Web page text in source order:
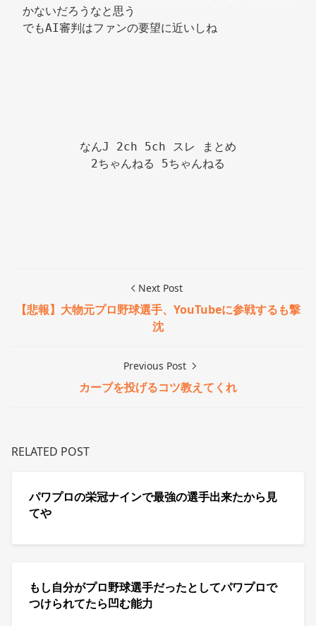
かないだろうなと思う
でもAI審判はファンの要望に近いしね
なんJ 2ch 5ch スレ まとめ
2ちゃんねる 5ちゃんねる
Next Post
【悲報】大物元プロ野球選手、YouTubeに参戦するも撃
沈
Previous Post
カーブを投げるコツ教えてくれ
RELATED POST
パワプロの栄冠ナインで最強の選手出来たから見
てや
もし自分がプロ野球選手だったとしてパワプロで
つけられてたら凹む能力